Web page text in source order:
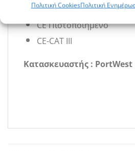
Πολιτική CookiesΠολιτική
Πλευρική παραμόρφωση
CE Πιστοποιημένο
CE-CAT III
Κατασκευαστής : PortWest